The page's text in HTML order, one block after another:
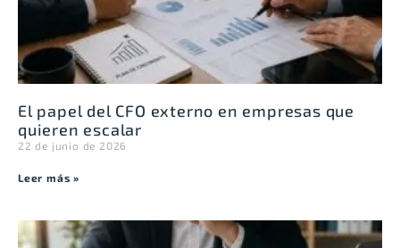
El papel del CFO externo en empresas que
quieren escalar
22 de junio de 2026
Leer más »